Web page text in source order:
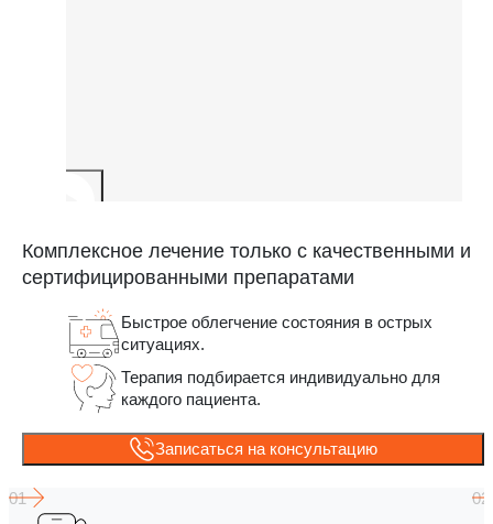
Комплексное лечение только с качественными и
сертифицированными препаратами
Быстрое облегчение состояния в острых
ситуациях.
Терапия подбирается индивидуально для
каждого пациента.
Записаться на консультацию